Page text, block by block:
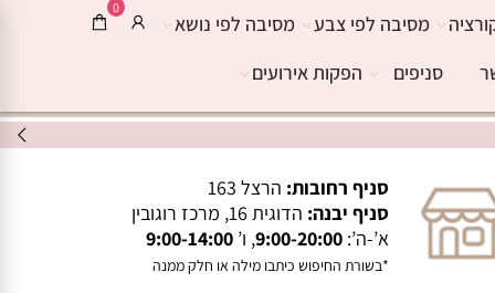
סניף רחובות: הרצל 163
סניף יבנה: הדוגית 16, מרכז רוגובין
א’-ה’: 9:00-20:00, ו’ 9:00-14:00
*בשורת החיפוש כיתבו מילה או חלק ממנה
0
מסיבה לפי צבע
מסיבה לפי נושא
סניפים הפקות אירועים